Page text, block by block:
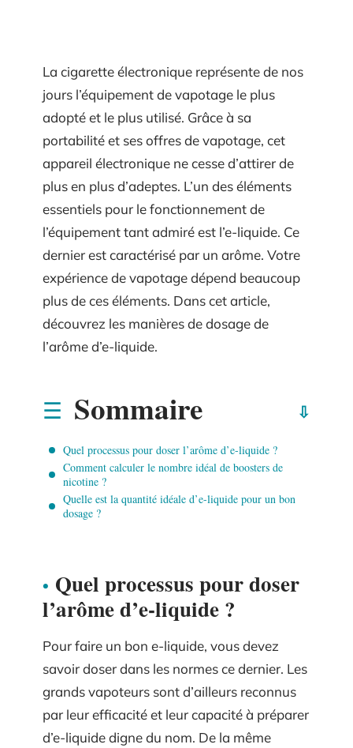
La cigarette électronique représente de nos
jours l’équipement de vapotage le plus
adopté et le plus utilisé. Grâce à sa
portabilité et ses offres de vapotage, cet
appareil électronique ne cesse d’attirer de
plus en plus d’adeptes. L’un des éléments
essentiels pour le fonctionnement de
l’équipement tant admiré est l’e-liquide. Ce
dernier est caractérisé par un arôme. Votre
expérience de vapotage dépend beaucoup
plus de ces éléments. Dans cet article,
découvrez les manières de dosage de
l’arôme d’e-liquide.
Sommaire
Quel processus pour doser l’arôme d’e-liquide ?
Comment calculer le nombre idéal de boosters de
nicotine ?
Quelle est la quantité idéale d’e-liquide pour un bon
dosage ?
Quel processus pour doser
l’arôme d’e-liquide ?
Pour faire un bon e-liquide, vous devez
savoir doser dans les normes ce dernier. Les
grands vapoteurs sont d’ailleurs reconnus
par leur efficacité et leur capacité à préparer
d’e-liquide digne du nom. De la même